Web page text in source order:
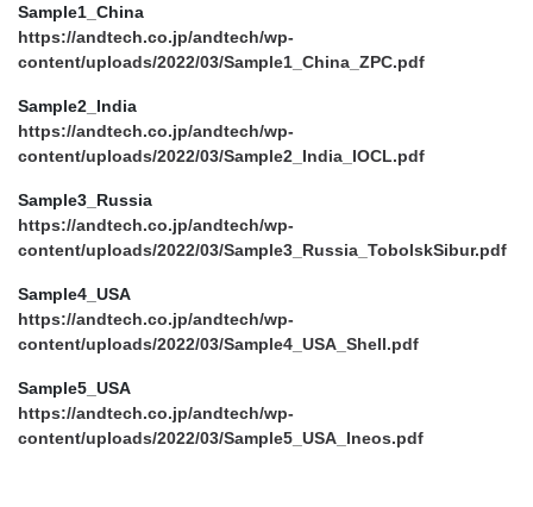
Sample1_China
https://andtech.co.jp/andtech/wp-
content/uploads/2022/03/Sample1_China_ZPC.pdf
Sample2_India
https://andtech.co.jp/andtech/wp-
content/uploads/2022/03/Sample2_India_IOCL.pdf
Sample3_Russia
https://andtech.co.jp/andtech/wp-
content/uploads/2022/03/Sample3_Russia_TobolskSibur.pdf
Sample4_USA
https://andtech.co.jp/andtech/wp-
content/uploads/2022/03/Sample4_USA_Shell.pdf
Sample5_USA
https://andtech.co.jp/andtech/wp-
content/uploads/2022/03/Sample5_USA_Ineos.pdf